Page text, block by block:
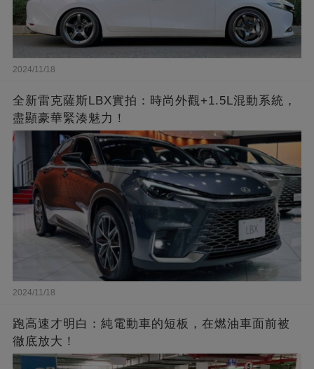
2024/11/18
全新雷克薩斯LBX實拍：時尚外觀+1.5L混動系統，
盡顯豪華緊湊魅力！
2024/11/18
跑高速才明白：純電動車的短板，在燃油車面前被
徹底放大！